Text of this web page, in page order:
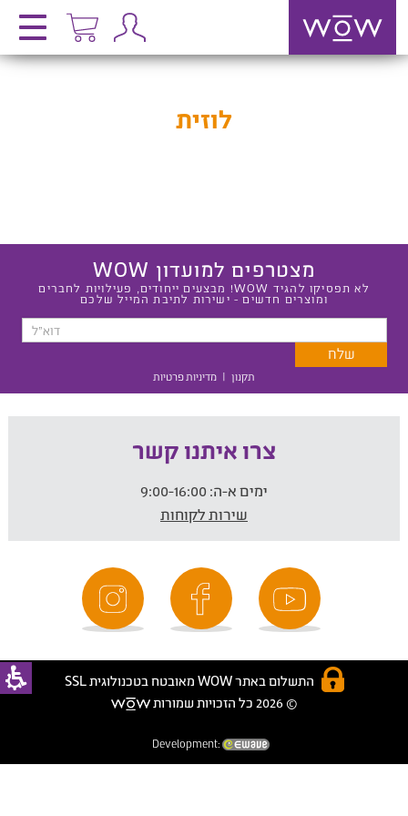
לוזית
מצטרפים למועדון WOW
לא תפסיקו להגיד WOW! מבצעים ייחודים, פעילויות לחברים
ומוצרים חדשים - ישירות לתיבת המייל שלכם
תקנון | מדיניות פרטיות
צרו איתנו קשר
ימים א-ה:
שירות לקוחות
התשלום באתר WOW מאובטח בטכנולוגית SSL
© 2026 כל הזכויות שמורות
Development: